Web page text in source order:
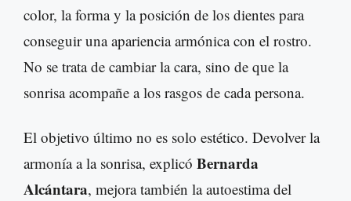
color, la forma y la posición de los dientes para
conseguir una apariencia armónica con el rostro.
No se trata de cambiar la cara, sino de que la
sonrisa acompañe a los rasgos de cada persona.
El objetivo último no es solo estético. Devolver la
armonía a la sonrisa, explicó Bernarda
Alcántara, mejora también la autoestima del